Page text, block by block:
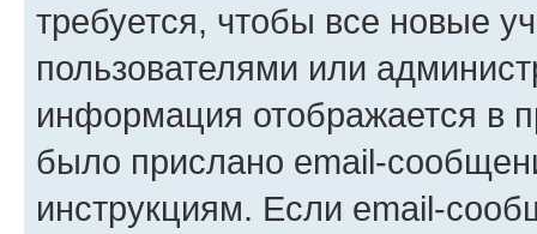
требуется, чтобы все новые
пользователями или
информация отображается в
было прислано email-
инструкциям. Если email-